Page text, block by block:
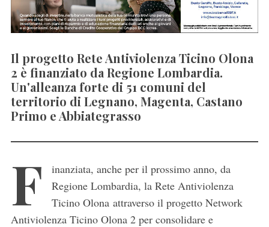
Il progetto Rete Antiviolenza Ticino Olona
2 è finanziato da Regione Lombardia.
Un'alleanza forte di 51 comuni del
territorio di Legnano, Magenta, Castano
Primo e Abbiategrasso
F
inanziata, anche per il prossimo anno, da
Regione Lombardia, la Rete Antiviolenza
Ticino Olona attraverso il progetto Network
Antiviolenza Ticino Olona 2 per consolidare e